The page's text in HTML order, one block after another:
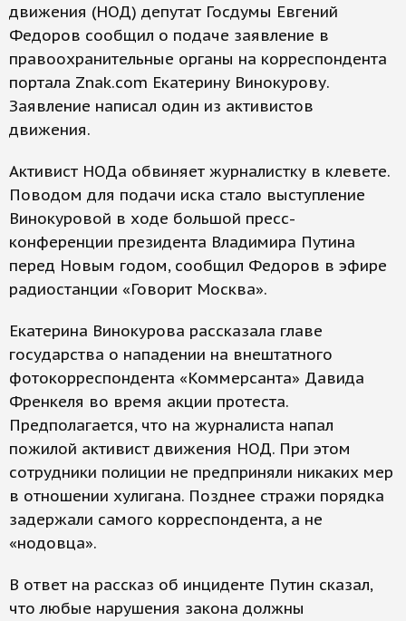
движения (НОД) депутат Госдумы Евгений
Федоров сообщил о подаче заявление в
правоохранительные органы на корреспондента
портала Znak.com Екатерину Винокурову.
Заявление написал один из активистов
движения.
Активист НОДа обвиняет журналистку в клевете.
Поводом для подачи иска стало выступление
Винокуровой в ходе большой пресс-
конференции президента Владимира Путина
перед Новым годом, сообщил Федоров в эфире
радиостанции «Говорит Москва».
Екатерина Винокурова рассказала главе
государства о нападении на внештатного
фотокорреспондента «Коммерсанта» Давида
Френкеля во время акции протеста.
Предполагается, что на журналиста напал
пожилой активист движения НОД. При этом
сотрудники полиции не предприняли никаких мер
в отношении хулигана. Позднее стражи порядка
задержали самого корреспондента, а не
«нодовца».
В ответ на рассказ об инциденте Путин сказал,
что любые нарушения закона должны